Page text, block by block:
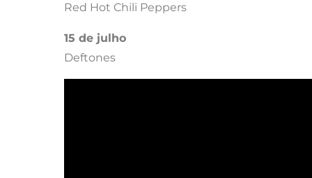
Red Hot Chili Peppers
15 de julho
Deftones